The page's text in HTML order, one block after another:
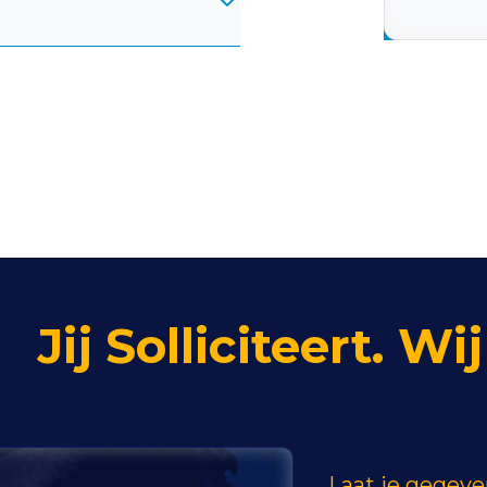
Jij Solliciteert.